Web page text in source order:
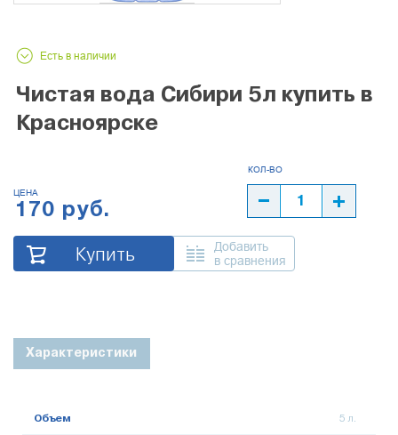
Есть в наличии
Чистая вода Сибири 5л купить в
Красноярске
ЦЕНА
170 руб.
Купить
Добавить
в сравнения
Характеристики
Объем 5 л.